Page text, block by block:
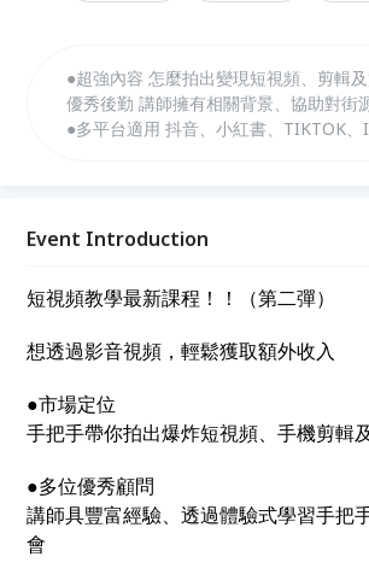
●超強內容 怎麼拍出變現短視頻、剪輯及實務操作等 ●
優秀後勤 講師擁有相關背景、協助對街源頭增加利潤
●多平台適用 抖音、小紅書、TIKTOK、
Event Introduction
短視頻教學最新課程！！（第二彈）
想透過影音視頻，輕鬆獲取額外收入
●市場定位
手把手帶你拍出爆炸短視頻、手機剪輯
●多位優秀顧問
講師具豐富經驗、透過體驗式學習手把
會